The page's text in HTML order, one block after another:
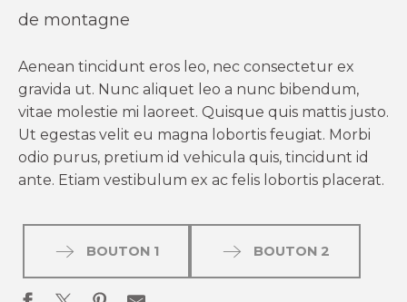
de montagne
Aenean tincidunt eros leo, nec consectetur ex
gravida ut. Nunc aliquet leo a nunc bibendum,
vitae molestie mi laoreet. Quisque quis mattis justo.
Ut egestas velit eu magna lobortis feugiat. Morbi
odio purus, pretium id vehicula quis, tincidunt id
ante. Etiam vestibulum ex ac felis lobortis placerat.
BOUTON 1 BOUTON 2